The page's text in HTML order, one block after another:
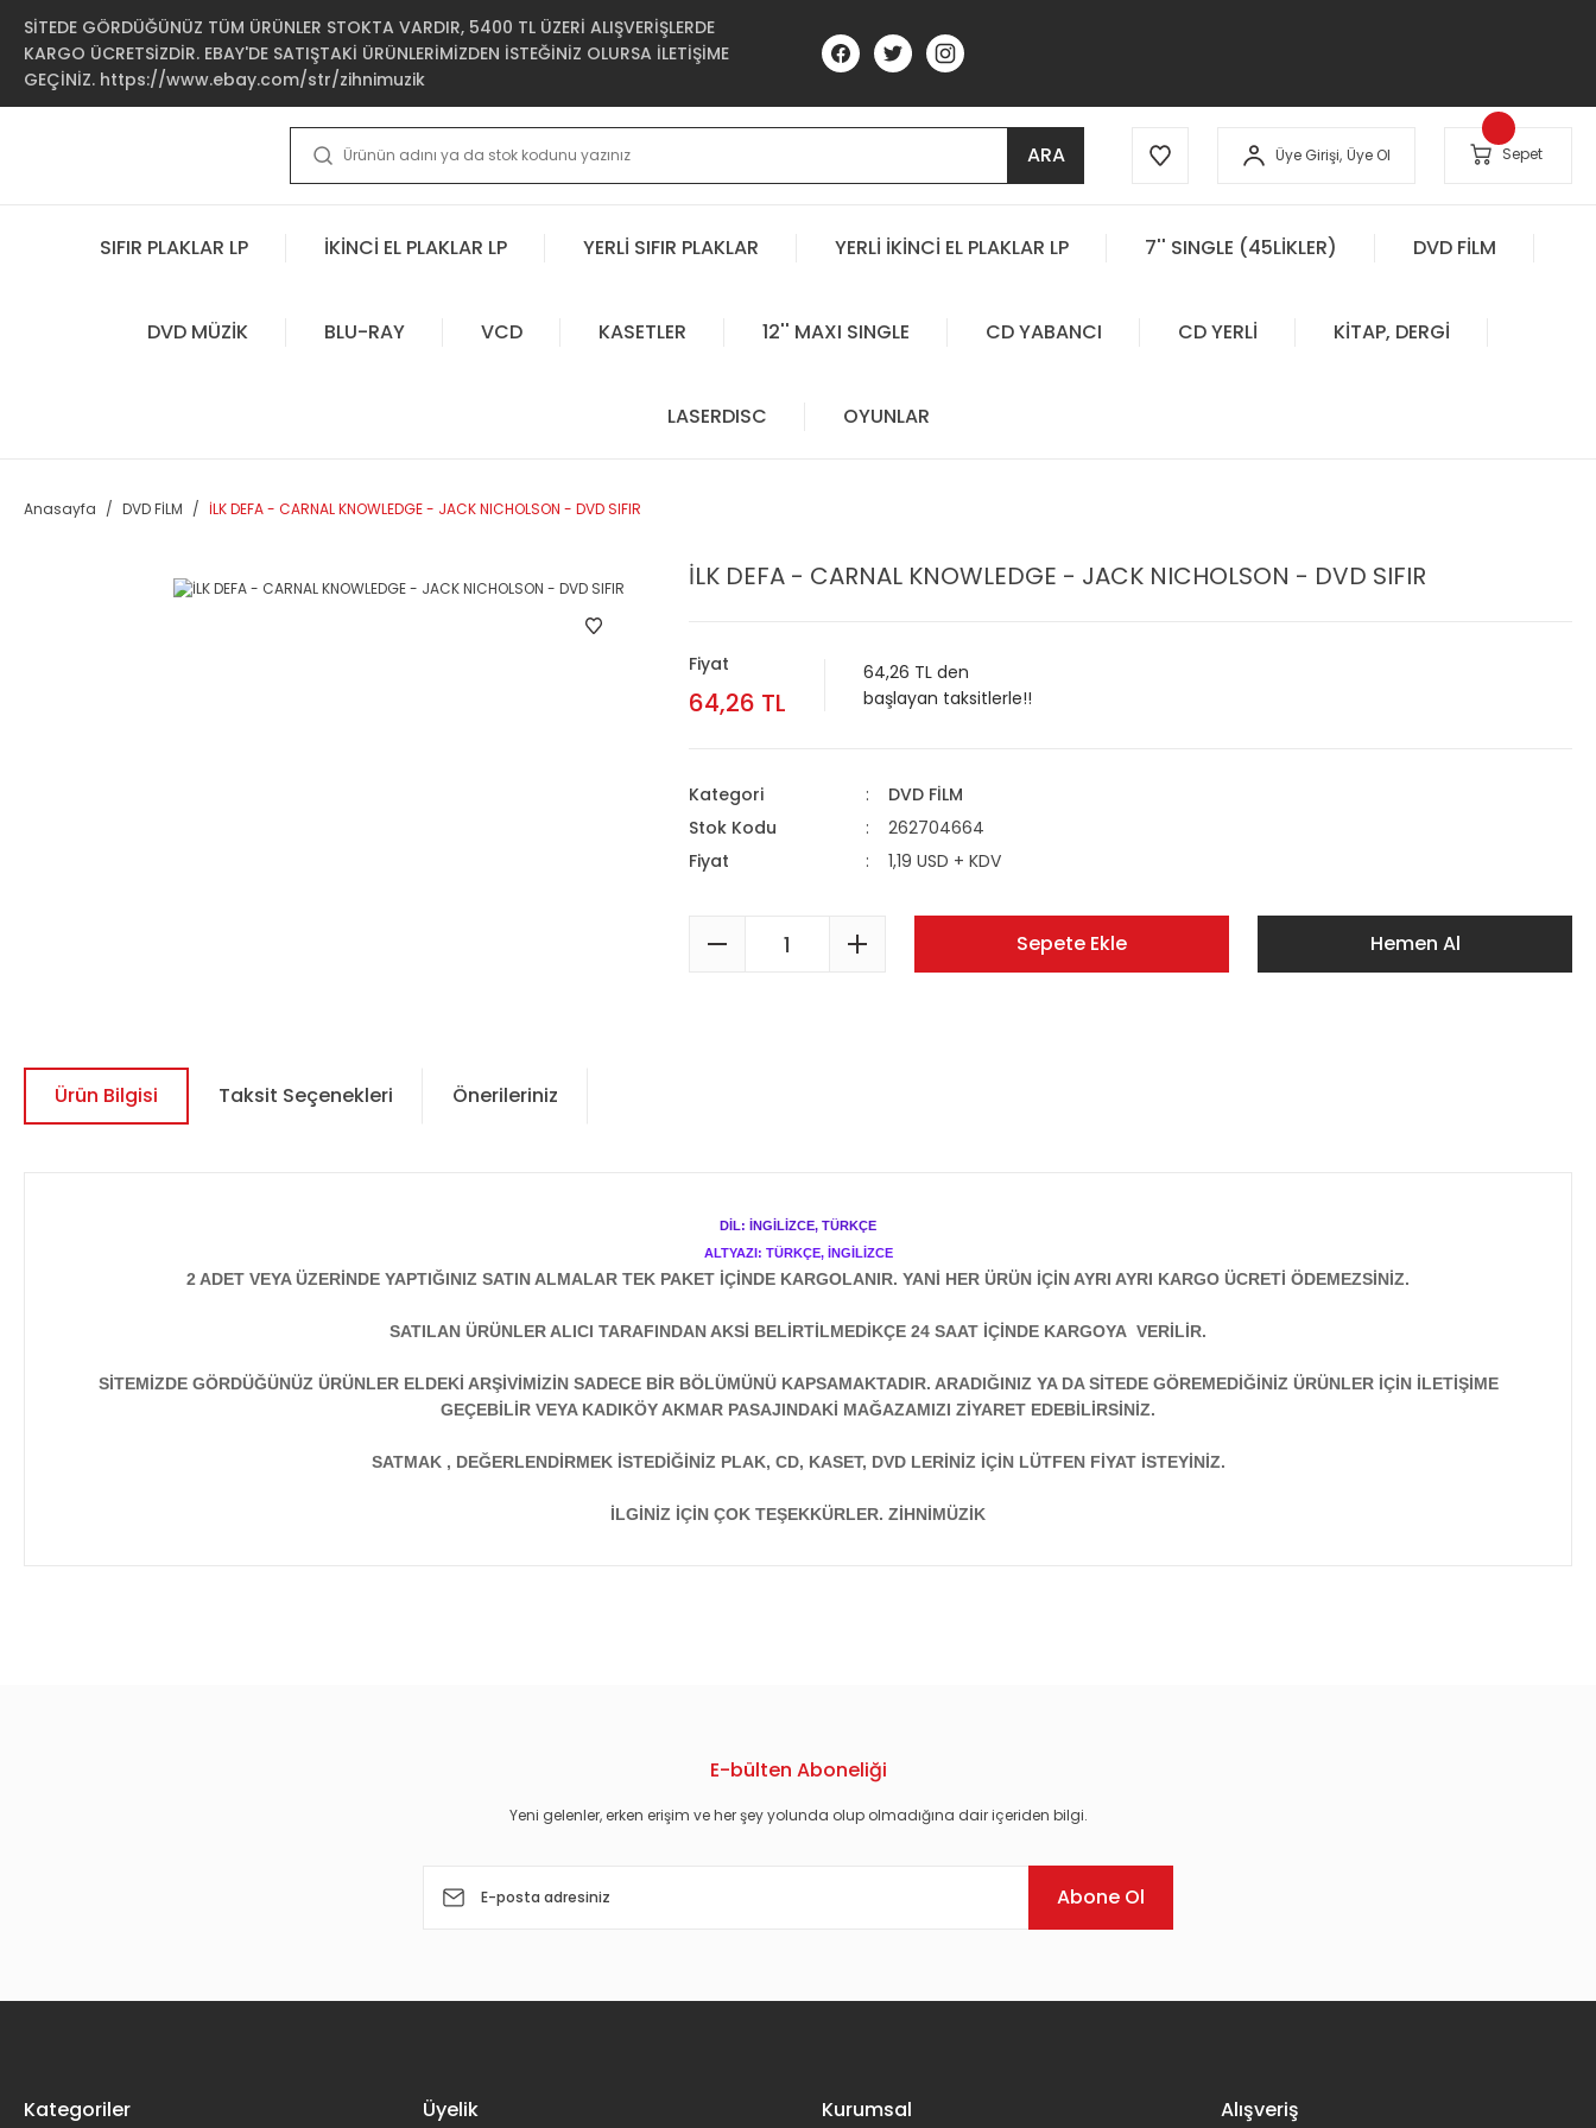
SİTEDE GÖRDÜĞÜNÜZ TÜM ÜRÜNLER STOKTA VARDIR, 5400 TL ÜZERİ ALIŞVERİŞLERDE
KARGO ÜCRETSİZDİR. EBAY'DE SATIŞTAKİ ÜRÜNLERİMİZDEN İSTEĞİNİZ OLURSA İLETİŞİME
GEÇİNİZ. https://www.ebay.com/str/zihnimuzik
ARA Üye Girişi, Üye Ol Sepet
SIFIR PLAKLAR LP İKİNCİ EL PLAKLAR LP YERLİ SIFIR PLAKLAR YERLİ İKİNCİ EL PLAKLAR LP 7'' SINGLE (45LİKLER) DVD FİLM
DVD MÜZİK BLU-RAY VCD KASETLER 12'' MAXI SINGLE CD YABANCI CD YERLİ KİTAP, DERGİ
LASERDISC OYUNLAR
Anasayfa DVD FİLM İLK DEFA - CARNAL KNOWLEDGE - JACK NICHOLSON - DVD SIFIR
İLK DEFA - CARNAL KNOWLEDGE - JACK NICHOLSON - DVD SIFIR
Fiyat
64,26 TL
64,26 TL den
başlayan taksitlerle!!
Kategori
DVD FİLM
Stok Kodu
262704664
Fiyat
1,19 USD + KDV
Sepete Ekle Hemen Al
Ürün Bilgisi Taksit Seçenekleri Önerileriniz
DİL: İNGİLİZCE, TÜRKÇE
ALTYAZI: TÜRKÇE, İNGİLİZCE
2 ADET VEYA ÜZERİNDE YAPTIĞINIZ SATIN ALMALAR TEK PAKET İÇİNDE KARGOLANIR. YANİ HER ÜRÜN İÇİN AYRI AYRI KARGO ÜCRETİ ÖDEMEZSİNİZ.
SATILAN ÜRÜNLER ALICI TARAFINDAN AKSİ BELİRTİLMEDİKÇE 24 SAAT İÇİNDE KARGOYA VERİLİR.
SİTEMİZDE GÖRDÜĞÜNÜZ ÜRÜNLER ELDEKİ ARŞİVİMİZİN SADECE BİR BÖLÜMÜNÜ KAPSAMAKTADIR. ARADIĞINIZ YA DA SİTEDE GÖREMEDİĞİNİZ ÜRÜNLER İÇİN İLETİŞİME
GEÇEBİLİR VEYA KADIKÖY AKMAR PASAJINDAKİ MAĞAZAMIZI ZİYARET EDEBİLİRSİNİZ.
SATMAK , DEĞERLENDİRMEK İSTEDİĞİNİZ PLAK, CD, KASET, DVD LERİNİZ İÇİN LÜTFEN FİYAT İSTEYİNİZ.
İLGİNİZ İÇİN ÇOK TEŞEKKÜRLER. ZİHNİMÜZİK
E-bülten Aboneliği
Yeni gelenler, erken erişim ve her şey yolunda olup olmadığına dair içeriden bilgi.
Abone Ol
Kategoriler Üyelik Kurumsal Alışveriş